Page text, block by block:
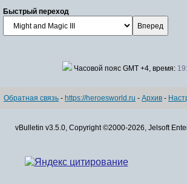
Быстрый переход
Часовой пояс GMT +4, время:
Обратная связь - https://heroesworld.ru - Архив -
vBulletin v3.5.0, Copyright ©2000-2026, Jelsoft